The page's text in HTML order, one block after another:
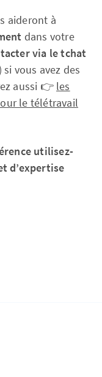
aideront à
dans votre
via le tchat
vous avez des
aussi 👉 les
le télétravail
utilisez-
d’expertise